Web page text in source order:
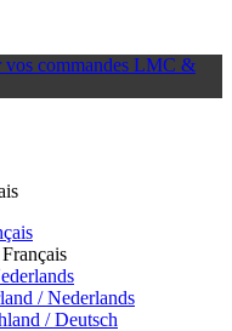
vos commandes LMC &
/ Nederlands
/ Deutsch